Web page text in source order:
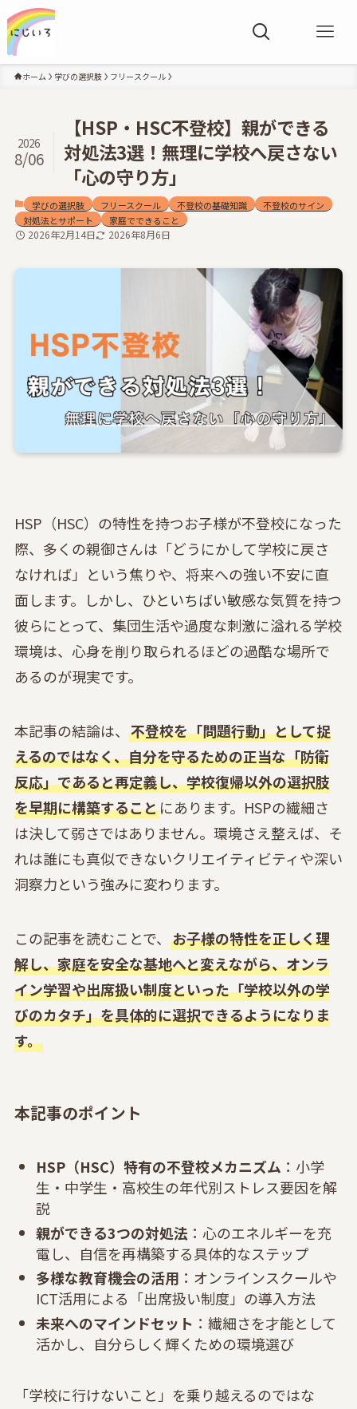
ホーム 学びの選択肢 フリースクール
【HSP・HSC不登校】親ができる
対処法3選！無理に学校へ戻さない
「心の守り方」
2026
8/06
学びの選択肢 フリースクール 不登校の基礎知識
不登校のサイン
対処法とサポート
家庭でできること
2026年2月14日 2026年8月6日
HSP（HSC）の特性を持つお子様が不登校になった
際、多くの親御さんは「どうにかして学校に戻さ
なければ」という焦りや、将来への強い不安に直
面します。しかし、ひといちばい敏感な気質を持つ
彼らにとって、集団生活や過度な刺激に溢れる学校
環境は、心身を削り取られるほどの過酷な場所で
あるのが現実です。
本記事の結論は、 不登校を「問題行動」として捉
えるのではなく、自分を守るための正当な「防衛
反応」であると再定義し、学校復帰以外の選択肢
を早期に構築することにあります。HSPの繊細さ
は決して弱さではありません。環境さえ整えば、そ
れは誰にも真似できないクリエイティビティや深い
洞察力という強みに変わります。
この記事を読むことで、 お子様の特性を正しく理
解し、家庭を安全な基地へと変えながら、オンラ
イン学習や出席扱い制度といった「学校以外の学
びのカタチ」を具体的に選択できるようになりま
す。
本記事のポイント
HSP（HSC）特有の不登校メカニズム ：小学
生・中学生・高校生の年代別ストレス要因を解
説
親ができる3つの対処法 ：心のエネルギーを充
電し、自信を再構築する具体的なステップ
多様な教育機会の活用 ：オンラインスクールや
ICT活用による「出席扱い制度」の導入方法
未来へのマインドセット ：繊細さを才能として
活かし、自分らしく輝くための環境選び
「学校に行けないこと」を乗り越えるのではな